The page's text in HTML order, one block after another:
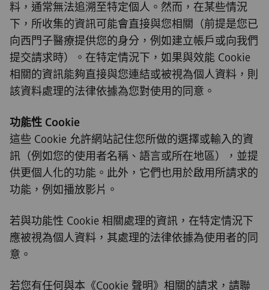
料，通常無法追溯至特定個人。然而，在某些情況
下，所收集的資訊可能會直接與您相關（前提是您已
向西門子醫療提供您的身分，例如建立帳戶或向我們
提交請求時）。在特定情況下，如果與效能 Cookie
相關的資訊能夠直接與您連結或被視為個人資料，則
該資料處理的法律依據為您對使用的同意。
功能性 Cookie
這些 Cookie 允許網站記住您所做的選擇或輸入的資
訊（例如您的使用者名稱、語言或所在地區），並提
供更個人化的功能。此外，它們也用於啟用所請求的
功能，例如播放影片。
若與功能性 Cookie 相關處理的資訊，在特定情況下
應被視為個人資料，其處理的法律依據為使用者的同
意。
若您有任何與本《Cookie 聲明》相關的請求，請聯